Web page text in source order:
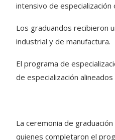
intensivo de
Los graduandos recibieron
industrial y de manufactura.
El programa de
de especialización
La ceremonia de
quienes completaron el